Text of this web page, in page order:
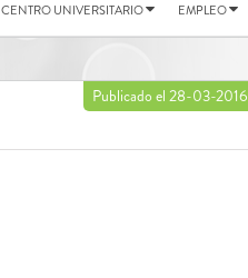
CENTRO UNIVERSITARIO EMPLEO
Publicado el 28-03-2016